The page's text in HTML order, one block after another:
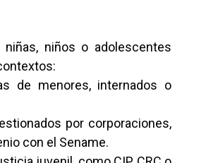
niños o adolescentes
de menores, internados o
por corporaciones,
con el Sename.